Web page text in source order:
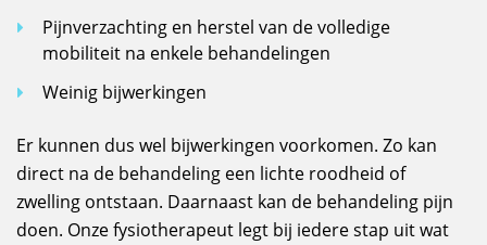
Pijnverzachting en herstel van de volledige
mobiliteit na enkele behandelingen
Weinig bijwerkingen
Er kunnen dus wel bijwerkingen voorkomen. Zo kan
direct na de behandeling een lichte roodheid of
zwelling ontstaan. Daarnaast kan de behandeling pijn
doen. Onze fysiotherapeut legt bij iedere stap uit wat